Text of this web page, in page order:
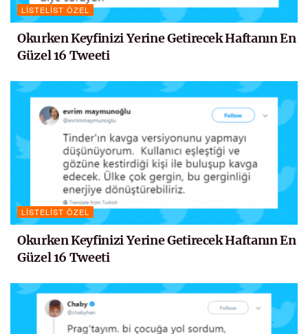
LISTELIST ÖZEL
Okurken Keyfinizi Yerine Getirecek Haftanın En
Güzel 16 Tweeti
LISTELIST ÖZEL
Okurken Keyfinizi Yerine Getirecek Haftanın En
Güzel 16 Tweeti